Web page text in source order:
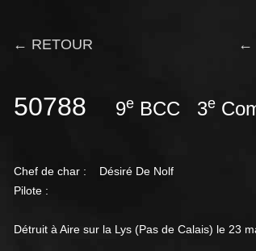
← RETOUR ←
50788 9e BCC 3e
Chef de char : Désiré De Nolf
Pilote :
Détruit à Aire sur la Lys (Pas de Calais) le 23